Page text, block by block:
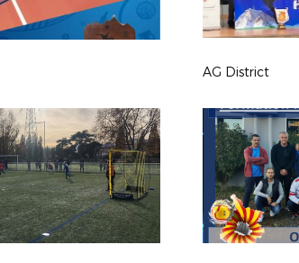
AG District